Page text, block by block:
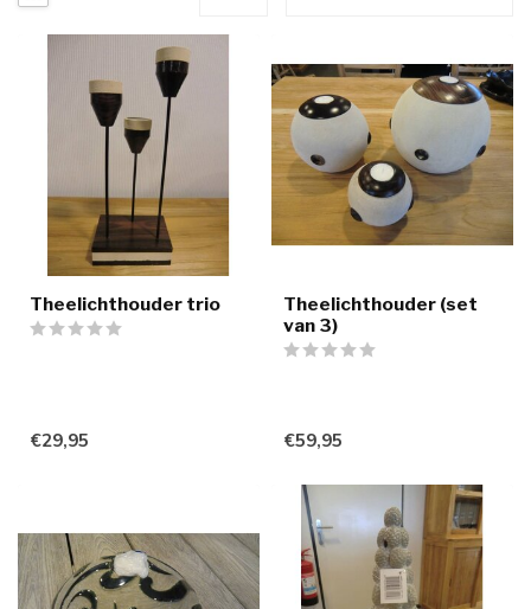
Theelichthouder trio
€29,95
Theelichthouder (set
van 3)
€59,95